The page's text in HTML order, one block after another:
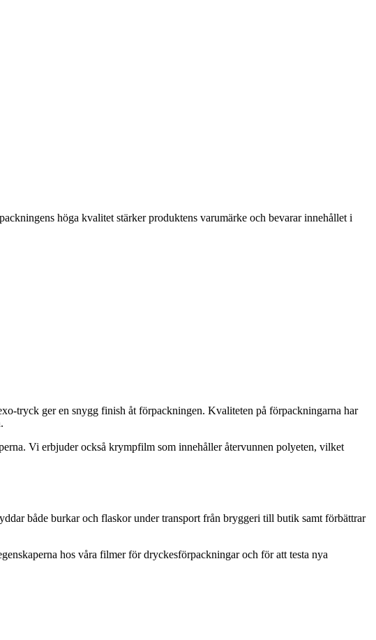
höga kvalitet stärker produktens varumärke och bevarar innehållet i
tryck ger en snygg finish åt förpackningen. Kvaliteten på förpackningarna har
Vi erbjuder också krympfilm som innehåller återvunnen polyeten, vilket
både burkar och flaskor under transport från bryggeri till butik samt förbättrar
hos våra filmer för dryckesförpackningar och för att testa nya